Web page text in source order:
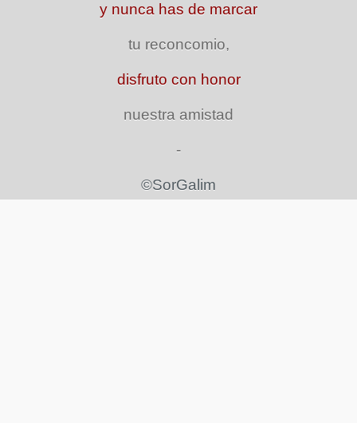
y nunca has de marcar
tu reconcomio,
disfruto con honor
nuestra amistad
-
©SorGalim